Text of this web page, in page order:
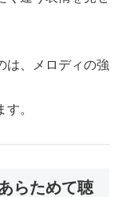
は、メロディの強
。
らためて聴